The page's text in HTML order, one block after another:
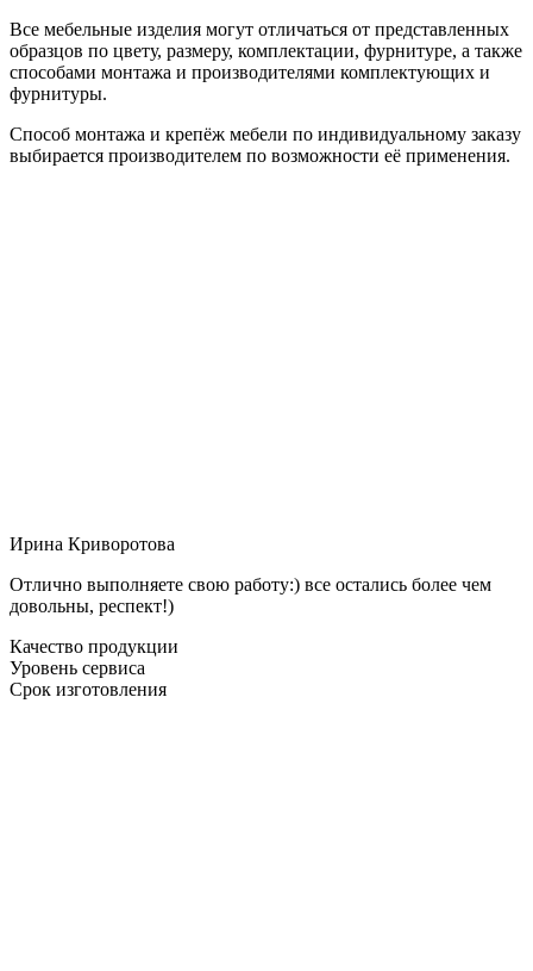
Все мебельные изделия могут отличаться от представленных
образцов по цвету, размеру, комплектации, фурнитуре, а также
способами монтажа и производителями комплектующих и
фурнитуры.
Способ монтажа и крепёж мебели по индивидуальному заказу
выбирается производителем по возможности её применения.
Ирина Криворотова
Отлично выполняете свою работу:) все остались более чем
довольны, респект!)
Качество продукции
Уровень сервиса
Срок изготовления